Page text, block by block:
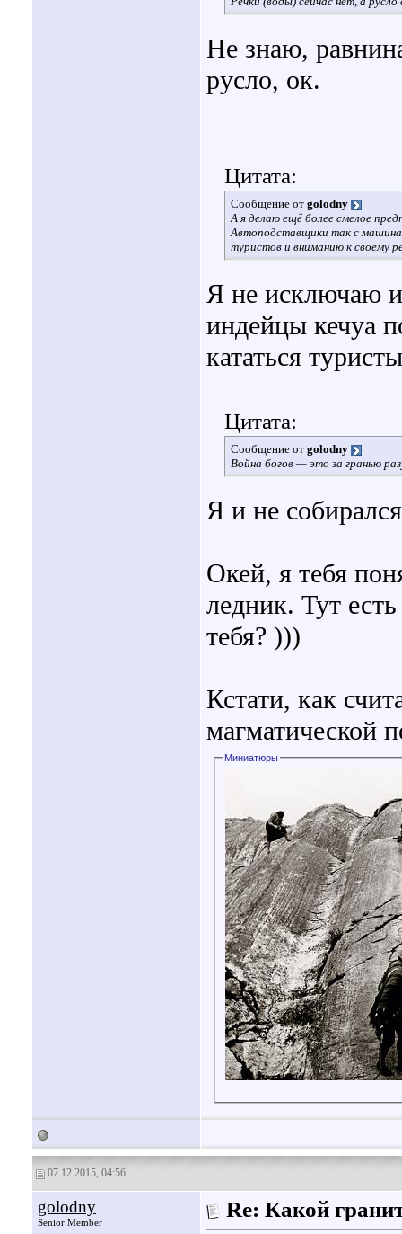
Не знаю,
русло, ок.
Цитата:
Сообщение от golodny
А я делаю ещё более смелое
Автоподставщики так с
туристов и вниманию к своему
Я не исключаю и
индейцы кечуа
кататься
Цитата:
Сообщение от golodny
Война богов — это за гранью
Я и не
Окей, я тебя
ледник. Тут
тебя? )))
Кстати, как
магматической
Миниатюры
07.12.2015, 04:56
golodny
Senior Member
Re: Какой